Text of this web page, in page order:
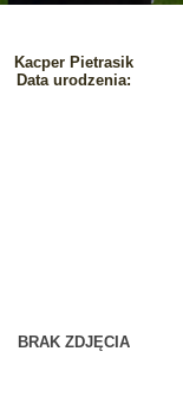
Kacper Pietrasik
Data urodzenia:
BRAK ZDJĘCIA